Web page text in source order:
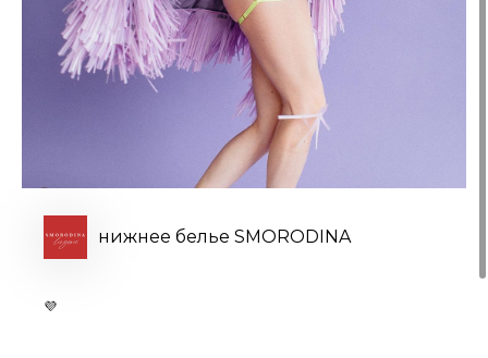
нижнее белье SMORODINA
💜